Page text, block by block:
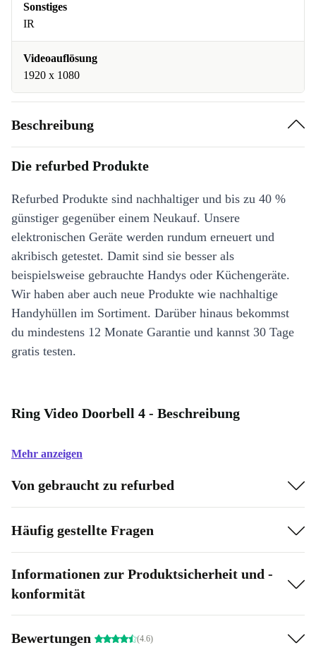
Sonstiges
IR
Videoauflösung
1920 x 1080
Beschreibung
Die refurbed Produkte
Refurbed Produkte sind nachhaltiger und bis zu 40 %
günstiger gegenüber einem Neukauf. Unsere
elektronischen Geräte werden rundum erneuert und
akribisch getestet. Damit sind sie besser als
beispielsweise gebrauchte Handys oder Küchengeräte.
Wir haben aber auch neue Produkte wie nachhaltige
Handyhüllen im Sortiment. Darüber hinaus bekommst
du mindestens 12 Monate Garantie und kannst 30 Tage
gratis testen.
Ring Video Doorbell 4 - Beschreibung
Mehr anzeigen
Von gebraucht zu refurbed
Häufig gestellte Fragen
Informationen zur Produktsicherheit und -
konformität
Bewertungen (4.6)